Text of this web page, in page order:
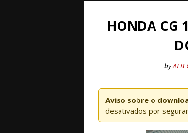
HONDA CG
by ALB
Aviso sobre o
desativados por